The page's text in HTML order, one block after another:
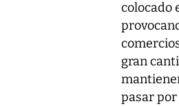
colocado
gran
pasar